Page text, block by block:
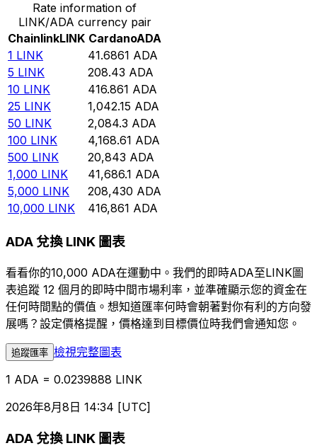
Rate information of
LINK/ADA currency pair
ChainlinkLINK CardanoADA
1 LINK 41.6861 ADA
5 LINK 208.43 ADA
10 LINK 416.861 ADA
25 LINK 1,042.15 ADA
50 LINK 2,084.3 ADA
100 LINK 4,168.61 ADA
500 LINK 20,843 ADA
1,000 LINK 41,686.1 ADA
5,000 LINK 208,430 ADA
10,000 LINK 416,861 ADA
ADA 兌換 LINK 圖表
看看你的10,000 ADA在運動中。我們的即時ADA至LINK圖
表追蹤 12 個月的即時中間市場利率，並準確顯示您的資金在
任何時間點的價值。想知道匯率何時會朝著對你有利的方向發
展嗎？設定價格提醒，價格達到目標價位時我們會通知您。
追蹤匯率 檢視完整圖表
1 ADA = 0.0239888 LINK
2026年8月8日 14:34 [UTC]
ADA 兌換 LINK 圖表